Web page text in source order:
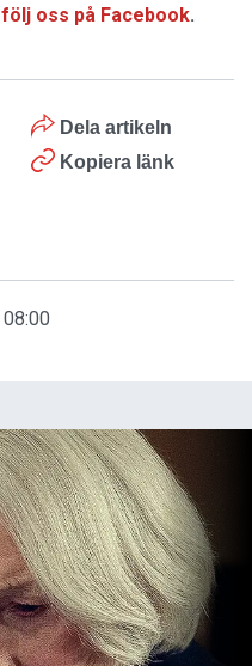
följ oss på Facebook.
Dela artikeln
Kopiera länk